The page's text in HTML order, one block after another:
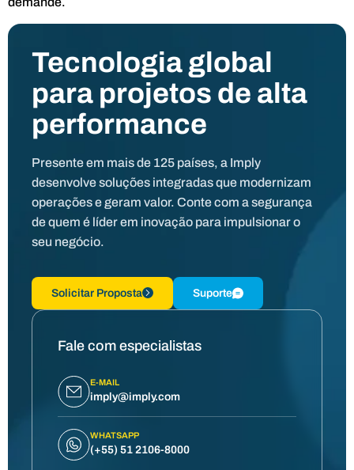
Tecnologia global
para projetos de alta
performance
Presente em mais de 125 países, a Imply
desenvolve soluções integradas que modernizam
operações e geram valor. Conte com a segurança
de quem é líder em inovação para impulsionar o
seu negócio.
Solicitar Proposta Suporte
Fale com especialistas
E-MAIL
imply@imply.com
WHATSAPP
(+55) 51 2106-8000